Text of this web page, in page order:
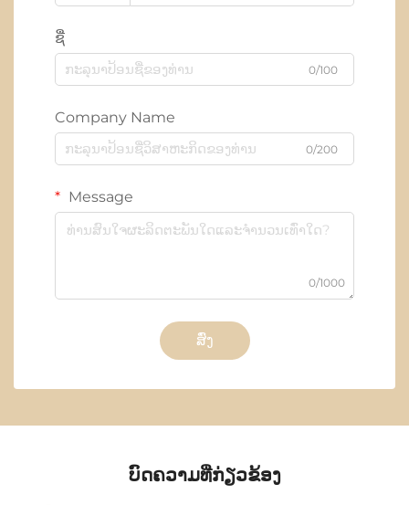
ຊື່
0/100
Company Name
0/200
Message
0/1000
ສົ່ງ
ບົດຄວາມທີ່ກ່ຽວຂ້ອງ